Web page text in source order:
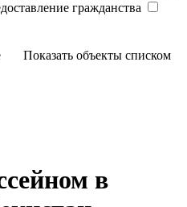
гражданства
Показать объекты списком
в